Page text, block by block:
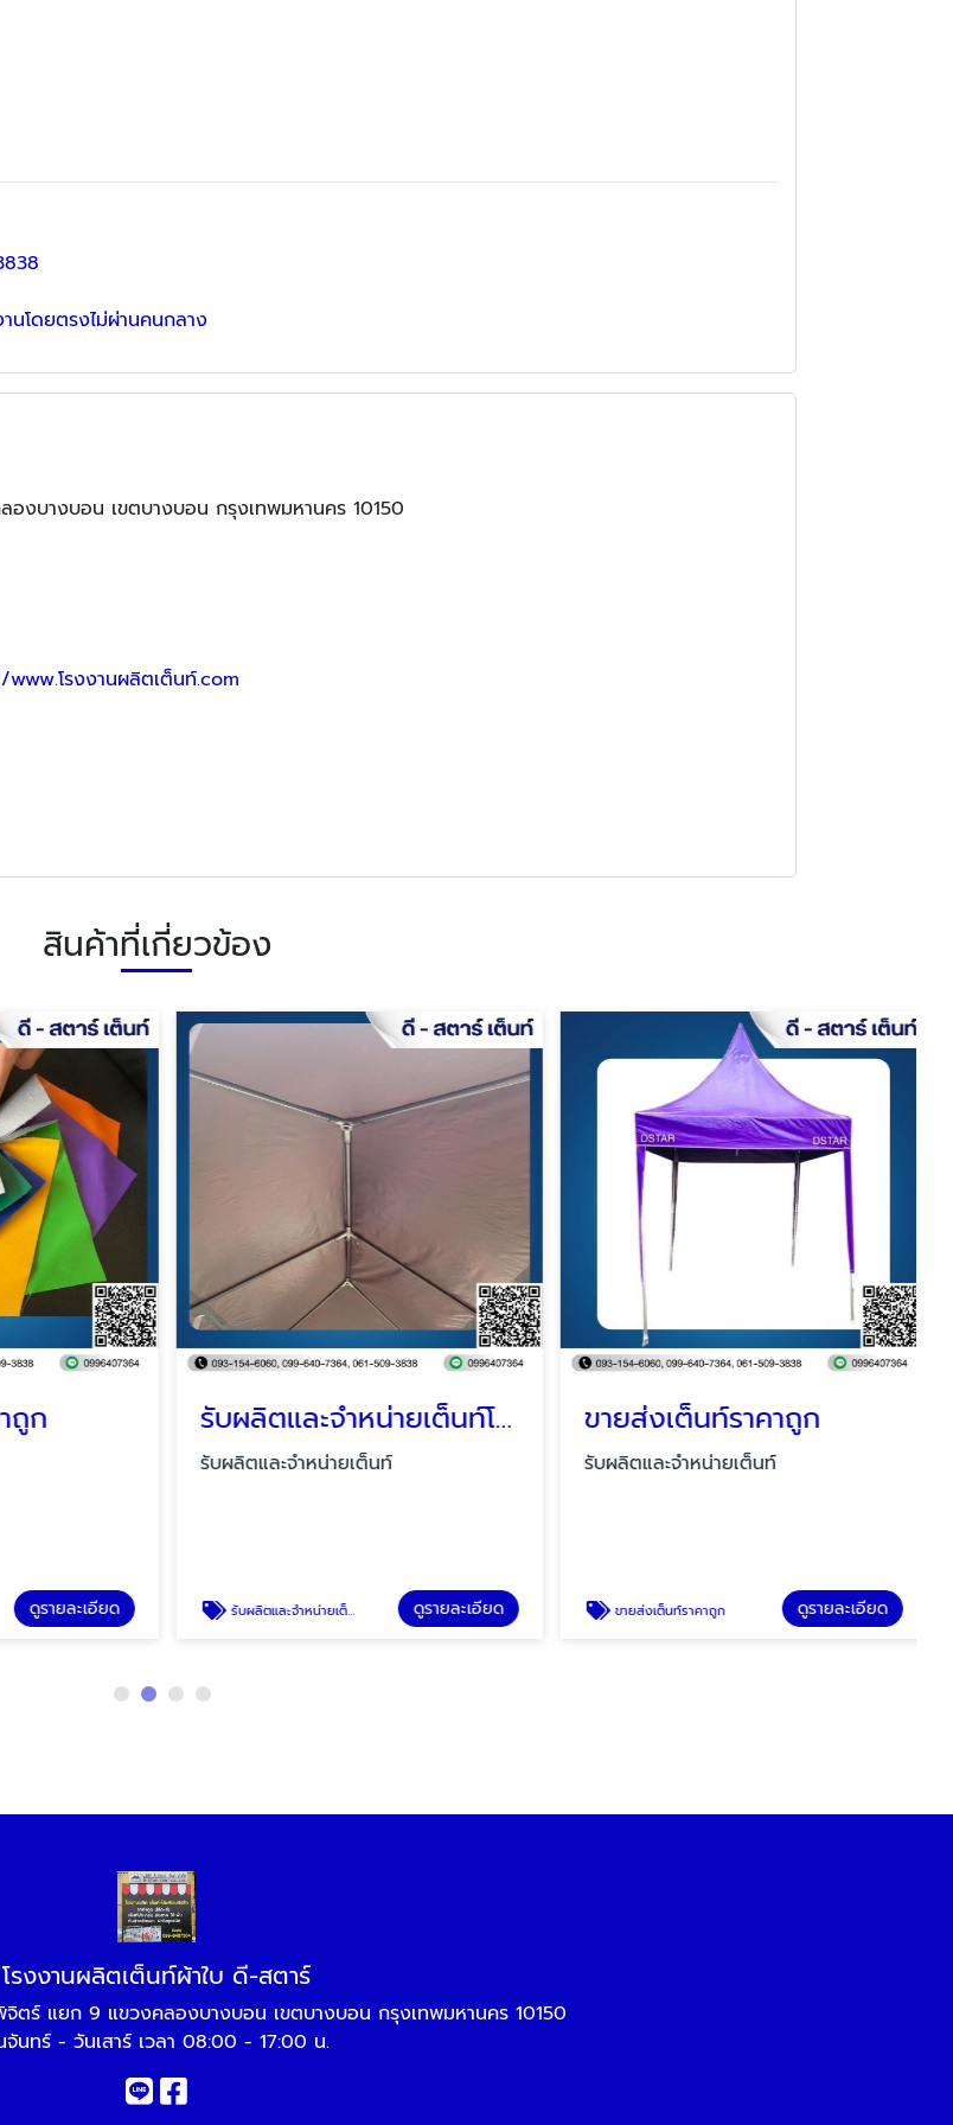
นโดยตรงไม่ผ่านคนกลาง
งบางบอน เขตบางบอน กรุงเทพมหานคร 10150
โรงงานผลิตเต็นท์.com
สินค้าที่เกี่ยวข้อง
ก
ดูรายละเอียด
รับผลิตและจำหน่ายเต็นท์โดม ราคาโรงงาน
รับผลิตและจำหน่ายเต็นท์
รับผลิตและจำหน่ายเต็นท์โดม ราคาโรงงาน ดูรายละเอียด
ขายส่งเต็นท์ราคาถูก
รับผลิตและจำหน่ายเต็นท์
ขายส่งเต็นท์ราคาถูก ดูรายละเอียด
โรงงานผลิตเต็นท์ผ้าใบ ดี-สตาร์
จิตร์ แยก 9 แขวงคลองบางบอน เขตบางบอน กรุงเทพมหานคร 10150
จันทร์ - วันเสาร์ เวลา 08:00 - 17:00 น.